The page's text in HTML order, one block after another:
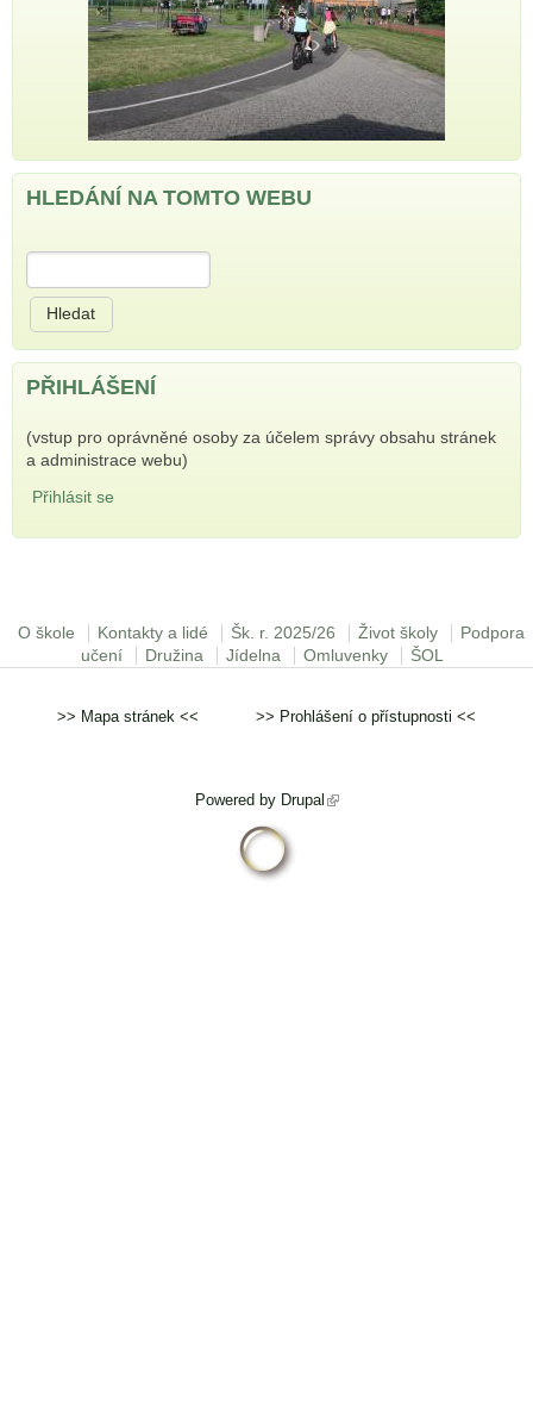
HLEDÁNÍ NA TOMTO WEBU
Hledat
PŘIHLÁŠENÍ
(vstup pro oprávněné osoby za účelem správy obsahu stránek
a administrace webu)
Přihlásit se
Hlavní menu
O škole Kontakty a lidé Šk. r. 2025/26 Život školy
Podpora
učení
Družina Jídelna Omluvenky ŠOL
>> Mapa stránek << >> Prohlášení o přístupnosti <<
Powered by Drupal (odkaz je externí)